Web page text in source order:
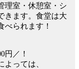
理室・休憩室・シ
きます。食堂は大
べられます！
円／！
っては、